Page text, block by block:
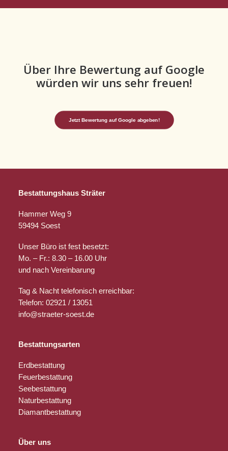
Über Ihre Bewertung auf Google
würden wir uns sehr freuen!
Jetzt Bewertung auf Google abgeben!
Bestattungshaus Sträter
Hammer Weg 9
59494 Soest
Unser Büro ist fest besetzt:
Mo. – Fr.: 8.30 – 16.00 Uhr
und nach Vereinbarung
Tag & Nacht telefonisch erreichbar:
Telefon: 02921 / 13051
info@straeter-soest.de
Bestattungsarten
Erdbestattung
Feuerbestattung
Seebestattung
Naturbestattung
Diamantbestattung
Über uns